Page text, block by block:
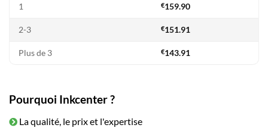
1 €159.90
2-3 €151.91
Plus de 3 €143.91
Pourquoi Inkcenter ?
La qualité, le prix et l'expertise